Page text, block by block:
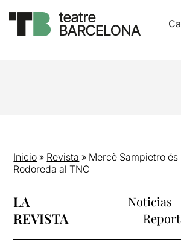
Inicio » Revista » Mercè Sampietro
Rodoreda al TNC
LA
REVISTA
Noticias